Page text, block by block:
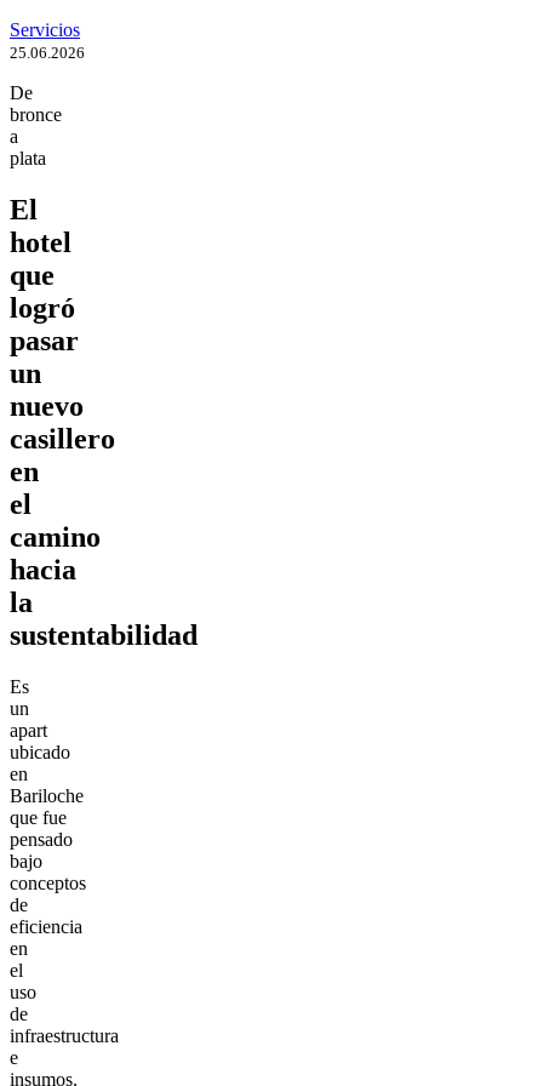
Servicios
25.06.2026
De
bronce
a
plata
El
hotel
que
logró
pasar
un
nuevo
casillero
en
el
camino
hacia
la
sustentabilidad
Es
un
apart
ubicado
en
Bariloche
que fue
pensado
bajo
conceptos
de
eficiencia
en
el
uso
de
infraestructura
e
insumos.